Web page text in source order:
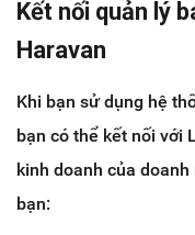
Kết nối quản lý
Haravan
Khi bạn sử dụng hệ
bạn có thể kết nối với
kinh doanh của
bạn: